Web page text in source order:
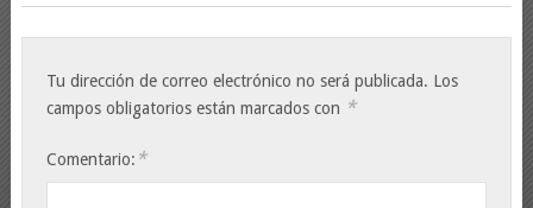
Tu dirección de correo electrónico no será publicada. Los
campos obligatorios están marcados con *
Comentario: *